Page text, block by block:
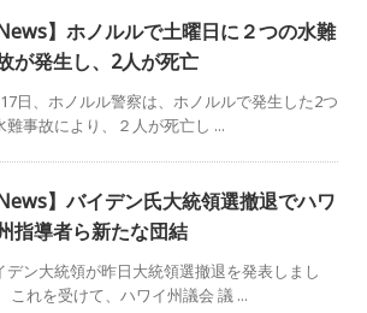
News】ホノルルで土曜日に２つの水難
が発生し、2人が死亡
日、ホノルル警察は、ホノルルで発生した2つ
難事故により、２人が死亡し ...
News】バイデン氏大統領選撤退でハワ
指導者ら新たな団結
デン大統領が昨日大統領選撤退を発表しまし
これを受けて、ハワイ州議会 議 ...